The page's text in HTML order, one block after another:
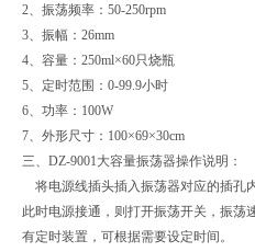
2、振荡频率：50-250rpm
3、振幅：26mm
4、容量：250ml×60只烧瓶
5、定时范围：0-99.9小时
6、功率：100W
7、外形尺寸：100×69×30cm
三、DZ-9001大容量振荡器操作说明：
将电源线插头插入振荡器对应的插孔
此时电源接通，则打开振荡开关，振荡
有定时装置，可根据需要设定时间。